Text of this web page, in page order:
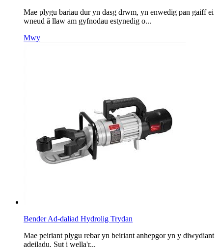
Mae plygu bariau dur yn dasg drwm, yn enwedig pan gaiff ei
wneud â llaw am gyfnodau estynedig o...
Mwy
Bender Ad-daliad Hydrolig Trydan
Mae peiriant plygu rebar yn beiriant anhepgor yn y diwydiant
adeiladu. Sut i wella'r...